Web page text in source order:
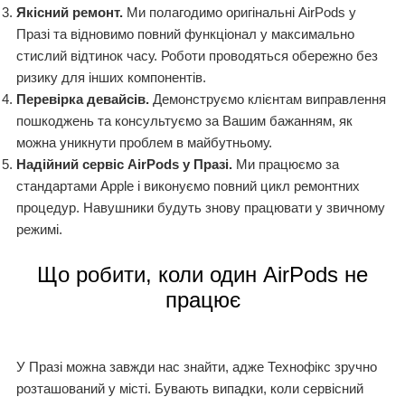
Якісний ремонт. Ми полагодимо оригінальні AirPods у
Празі та відновимо повний функціонал у максимально
стислий відтинок часу. Роботи проводяться обережно без
ризику для інших компонентів.
Перевірка девайсів. Демонструємо клієнтам виправлення
пошкоджень та консультуємо за Вашим бажанням, як
можна уникнути проблем в майбутньому.
Надійний сервіс AirPods у Празі. Ми працюємо за
стандартами Apple і виконуємо повний цикл ремонтних
процедур. Навушники будуть знову працювати у звичному
режимі.
Що робити, коли один AirPods не
працює
У Празі можна завжди нас знайти, адже Технофікс зручно
розташований у місті. Бувають випадки, коли сервісний